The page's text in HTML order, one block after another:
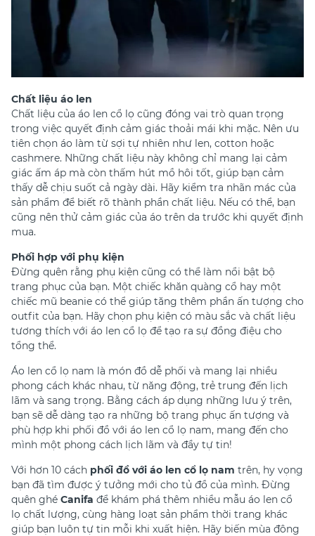
Chất liệu áo len
Chất liệu của áo len cổ lọ cũng đóng vai trò quan trọng
trong việc quyết định cảm giác thoải mái khi mặc. Nên ưu
tiên chọn áo làm từ sợi tự nhiên như len, cotton hoặc
cashmere. Những chất liệu này không chỉ mang lại cảm
giác ấm áp mà còn thấm hút mồ hôi tốt, giúp bạn cảm
thấy dễ chịu suốt cả ngày dài. Hãy kiểm tra nhãn mác của
sản phẩm để biết rõ thành phần chất liệu. Nếu có thể, bạn
cũng nên thử cảm giác của áo trên da trước khi quyết định
mua.
Phối hợp với phụ kiện
Đừng quên rằng phụ kiện cũng có thể làm nổi bật bộ
trang phục của bạn. Một chiếc khăn quàng cổ hay một
chiếc mũ beanie có thể giúp tăng thêm phần ấn tượng cho
outfit của bạn. Hãy chọn phụ kiện có màu sắc và chất liệu
tương thích với áo len cổ lọ để tạo ra sự đồng điệu cho
tổng thể.
Áo len cổ lọ nam là món đồ dễ phối và mang lại nhiều
phong cách khác nhau, từ năng động, trẻ trung đến lịch
lãm và sang trọng. Bằng cách áp dụng những lưu ý trên,
bạn sẽ dễ dàng tạo ra những bộ trang phục ấn tượng và
phù hợp khi phối đồ với áo len cổ lọ nam, mang đến cho
mình một phong cách lịch lãm và đầy tự tin!
Với hơn 10 cách phối đồ với áo len cổ lọ nam trên, hy vọng
bạn đã tìm được ý tưởng mới cho tủ đồ của mình. Đừng
quên ghé Canifa để khám phá thêm nhiều mẫu áo len cổ
lọ chất lượng, cùng hàng loạt sản phẩm thời trang khác
giúp bạn luôn tự tin mỗi khi xuất hiện. Hãy biến mùa đông